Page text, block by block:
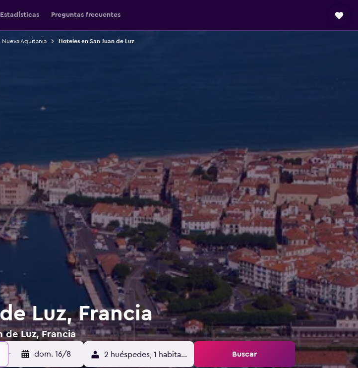
Estadísticas Preguntas frecuentes
Nueva Aquitania Hoteles en San Juan de Luz
Luz, Francia
de Luz, Francia
- dom. 16/8 2 huéspedes, 1 habitación Buscar